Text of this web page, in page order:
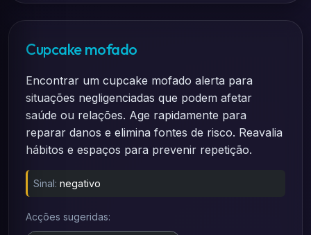
Cupcake mofado
Encontrar um cupcake mofado alerta para
situações negligenciadas que podem afetar
saúde ou relações. Age rapidamente para
reparar danos e elimina fontes de risco. Reavalia
hábitos e espaços para prevenir repetição.
Sinal: negativo
Acções sugeridas: